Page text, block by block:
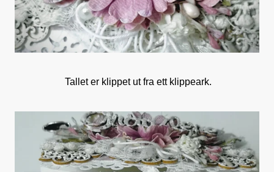
Tallet er klippet ut fra ett klippeark.